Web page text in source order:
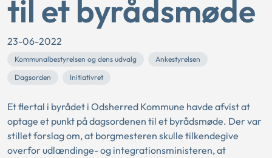
til et byrådsmøde
23-06-2022
Kommunalbestyrelsen og dens udvalg
Ankestyrelsen
Dagsorden
Initiativret
Et flertal i byrådet i Odsherred Kommune havde afvist at
optage et punkt på dagsordenen til et byrådsmøde. Der var
stillet forslag om, at borgmesteren skulle tilkendegive
overfor udlændinge- og integrationsministeren, at